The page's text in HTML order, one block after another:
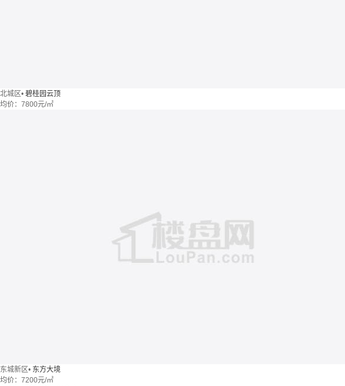
北城区• 碧桂园云顶
均价： 7800元/㎡
东城新区• 东方大境
均价： 7200元/㎡